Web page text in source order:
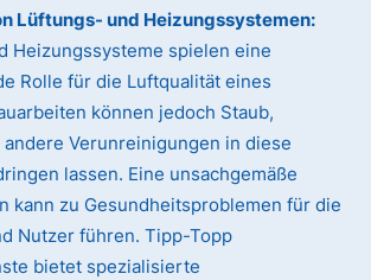
Lüftungs- und Heizungssystemen:
Heizungssysteme spielen eine
Rolle für die Luftqualität eines
können jedoch Staub,
andere Verunreinigungen in diese
lassen. Eine unsachgemäße
kann zu Gesundheitsproblemen für die
Nutzer führen. Tipp-Topp
bietet spezialisierte